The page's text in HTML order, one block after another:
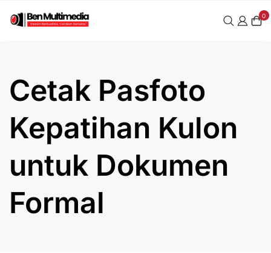
0
Cetak Pasfoto
Kepatihan Kulon
untuk Dokumen
Formal